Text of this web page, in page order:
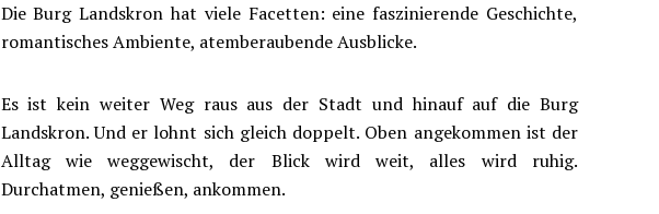
Die Burg Landskron hat viele Facetten: eine faszinierende Geschichte,
romantisches Ambiente, atemberaubende Ausblicke.
Es ist kein weiter Weg raus aus der Stadt und hinauf auf die Burg
Landskron. Und er lohnt sich gleich doppelt. Oben angekommen ist der
Alltag wie weggewischt, der Blick wird weit, alles wird ruhig.
Durchatmen, genießen, ankommen.